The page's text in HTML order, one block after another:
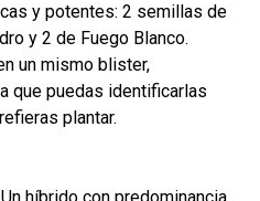
y potentes: 2 semillas de
y 2 de Fuego Blanco.
un mismo blister,
que puedas identificarlas
plantar.